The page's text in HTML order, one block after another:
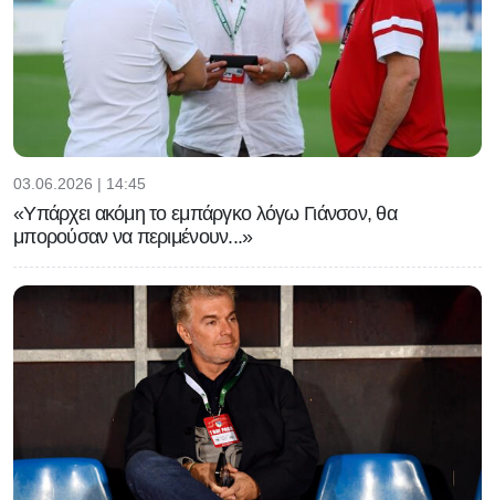
03.06.2026 | 14:45
«Υπάρχει ακόμη το εμπάργκο λόγω Γιάνσον, θα
μπορούσαν να περιμένουν...»